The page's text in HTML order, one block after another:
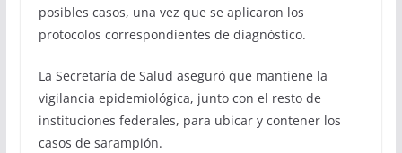
posibles casos, una vez que se aplicaron los
protocolos correspondientes de diagnóstico.
La Secretaría de Salud aseguró que mantiene la
vigilancia epidemiológica, junto con el resto de
instituciones federales, para ubicar y contener los
casos de sarampión.